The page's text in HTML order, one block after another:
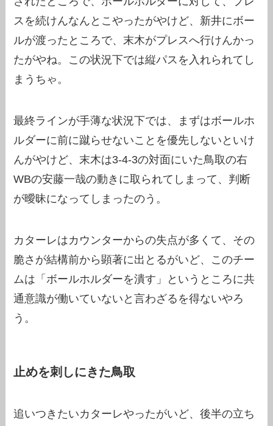
スを続けんなんとこやったがやけど、新井にボー
ルが渡ったところで、末木がプレスへ行けんかっ
たがやね。この状況下では縦パスを入れられてし
まうちゃ。
最終ラインが手薄な状況下では、まずはボールホ
ルダーに前に蹴らせないことを優先しないといけ
んがやけど、末木は3-4-3の対面にいた鳥取の右
WBの安藤一哉の動きに取られてしまって、判断
が曖昧になってしまったのう。
カターレはカウンターからの失点が多くて、その
脆さが結構前から顕著に出とるがいど、このチー
ムは「ボールホルダーを潰す」というところに共
通意識が働いていないと言わざるを得ないやろ
う。
止めを刺しにきた鳥取
追いつきたいカターレやったがいど、後半の立ち